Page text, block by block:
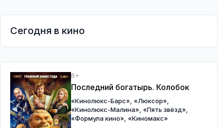
Сегодня в кино
6+
Последний богатырь. Колобок
«Кинолюкс-Барс», «Люксор»,
«Кинолюкс-Малина», «Пять звёзд»,
«Формула кино», «Киномакс»